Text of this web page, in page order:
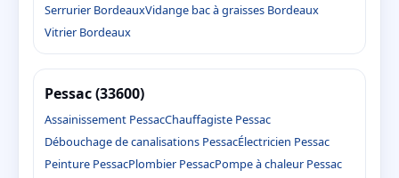
Serrurier BordeauxVidange bac à graisses Bordeaux
Vitrier Bordeaux
Pessac (33600)
Assainissement PessacChauffagiste Pessac
Débouchage de canalisations PessacÉlectricien Pessac
Peinture PessacPlombier PessacPompe à chaleur Pessac